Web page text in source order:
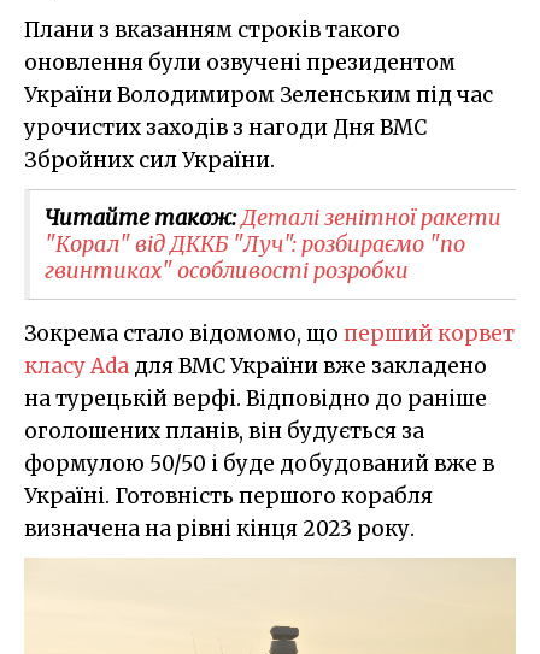
Плани з вказанням строків такого
оновлення були озвучені президентом
України Володимиром Зеленським під час
урочистих заходів з нагоди Дня ВМС
Збройних сил України.
Читайте також:​Деталі зенітної ракети
"Корал" від ДККБ "Луч": розбираємо "по
гвинтиках" особливості розробки
Зокрема стало відомомо, що перший корвет
класу Ada для ВМС України вже закладено
на турецькій верфі. Відповідно до раніше
оголошених планів, він будується за
формулою 50/50 і буде добудований вже в
Україні. Готовність першого корабля
визначена на рівні кінця 2023 року.